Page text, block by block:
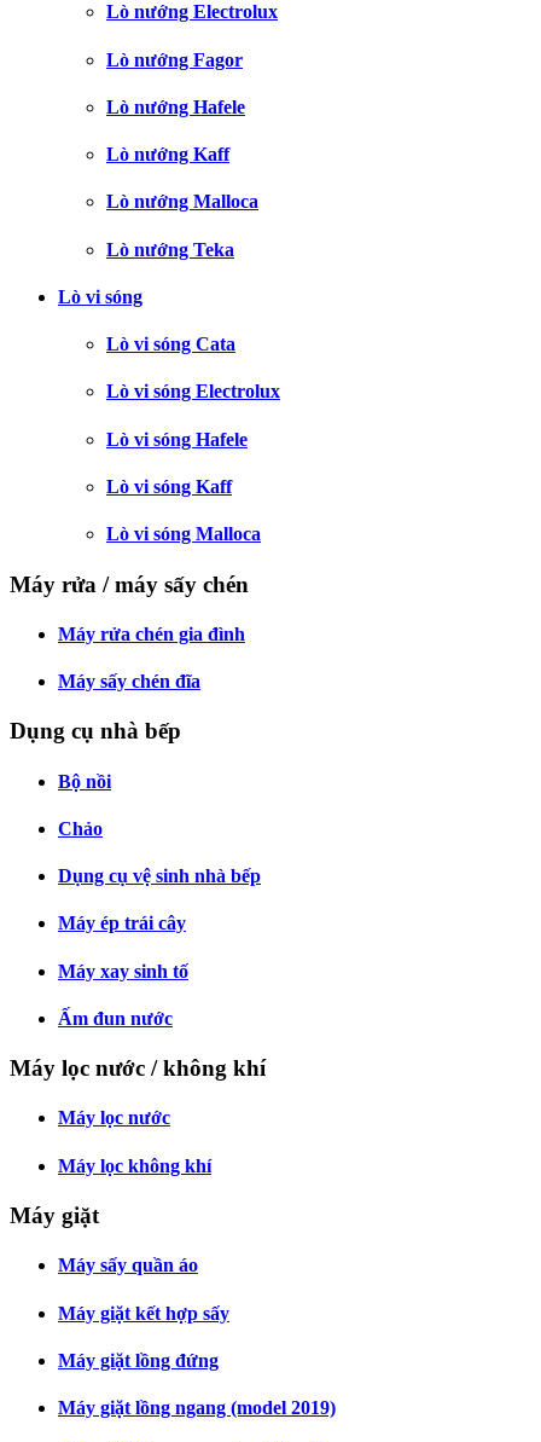
Lò nướng Electrolux
Lò nướng Fagor
Lò nướng Hafele
Lò nướng Kaff
Lò nướng Malloca
Lò nướng Teka
Lò vi sóng
Lò vi sóng Cata
Lò vi sóng Electrolux
Lò vi sóng Hafele
Lò vi sóng Kaff
Lò vi sóng Malloca
Máy rửa / máy sấy chén
Máy rửa chén gia đình
Máy sấy chén đĩa
Dụng cụ nhà bếp
Bộ nồi
Chảo
Dụng cụ vệ sinh nhà bếp
Máy ép trái cây
Máy xay sinh tố
Ấm đun nước
Máy lọc nước / không khí
Máy lọc nước
Máy lọc không khí
Máy giặt
Máy sấy quần áo
Máy giặt kết hợp sấy
Máy giặt lồng đứng
Máy giặt lồng ngang (model 2019)